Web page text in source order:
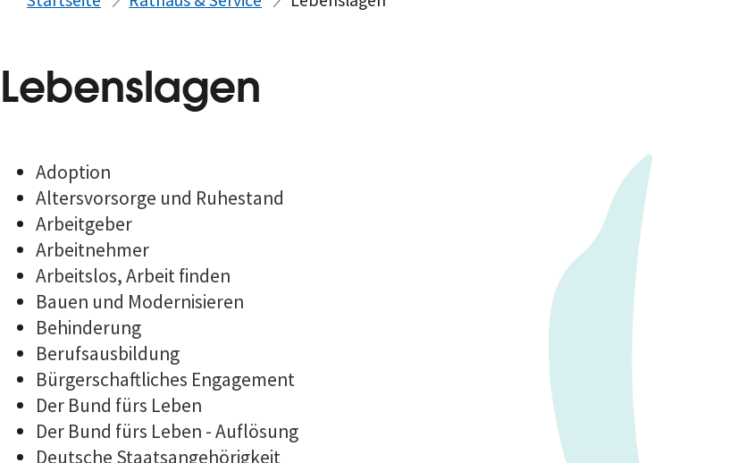
Lebenslagen
Adoption
Altersvorsorge und Ruhestand
Arbeitgeber
Arbeitnehmer
Arbeitslos, Arbeit finden
Bauen und Modernisieren
Behinderung
Berufsausbildung
Bürgerschaftliches Engagement
Der Bund fürs Leben
Der Bund fürs Leben - Auflösung
Deutsche Staatsangehörigkeit